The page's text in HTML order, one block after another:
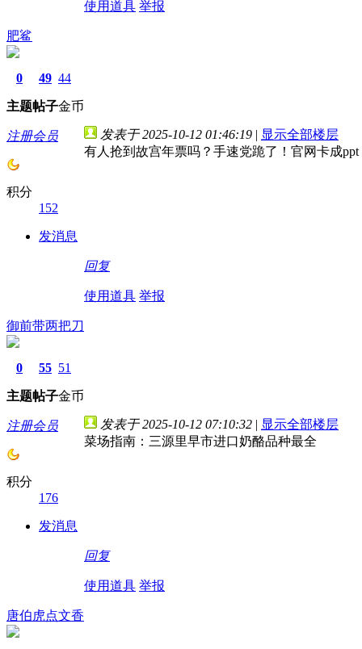
使用道具 举报
肥鲨
0
主题
49
帖子
44
金币
注册会员
积分
152
发消息
发表于 2025-10-12 01:46:19 | 显示全部楼层
有人抢到故宫年票吗？手速党跪了！官网卡成
回复
使用道具 举报
御前带两把刀
0
主题
55
帖子
51
金币
注册会员
积分
176
发消息
发表于 2025-10-12 07:10:32 | 显示全部楼层
菜场指南：三源里早市进口奶酪品种最全
回复
使用道具 举报
唐伯虎点文香